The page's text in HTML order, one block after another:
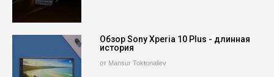
Обзор Sony Xperia 10 Plus - длинная
история
от Mansur Toktonaliev